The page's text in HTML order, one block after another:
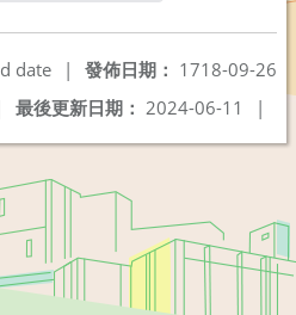
發佈日期： 1718-09-26
date
|
最後更新日期： 2024-06-11 |